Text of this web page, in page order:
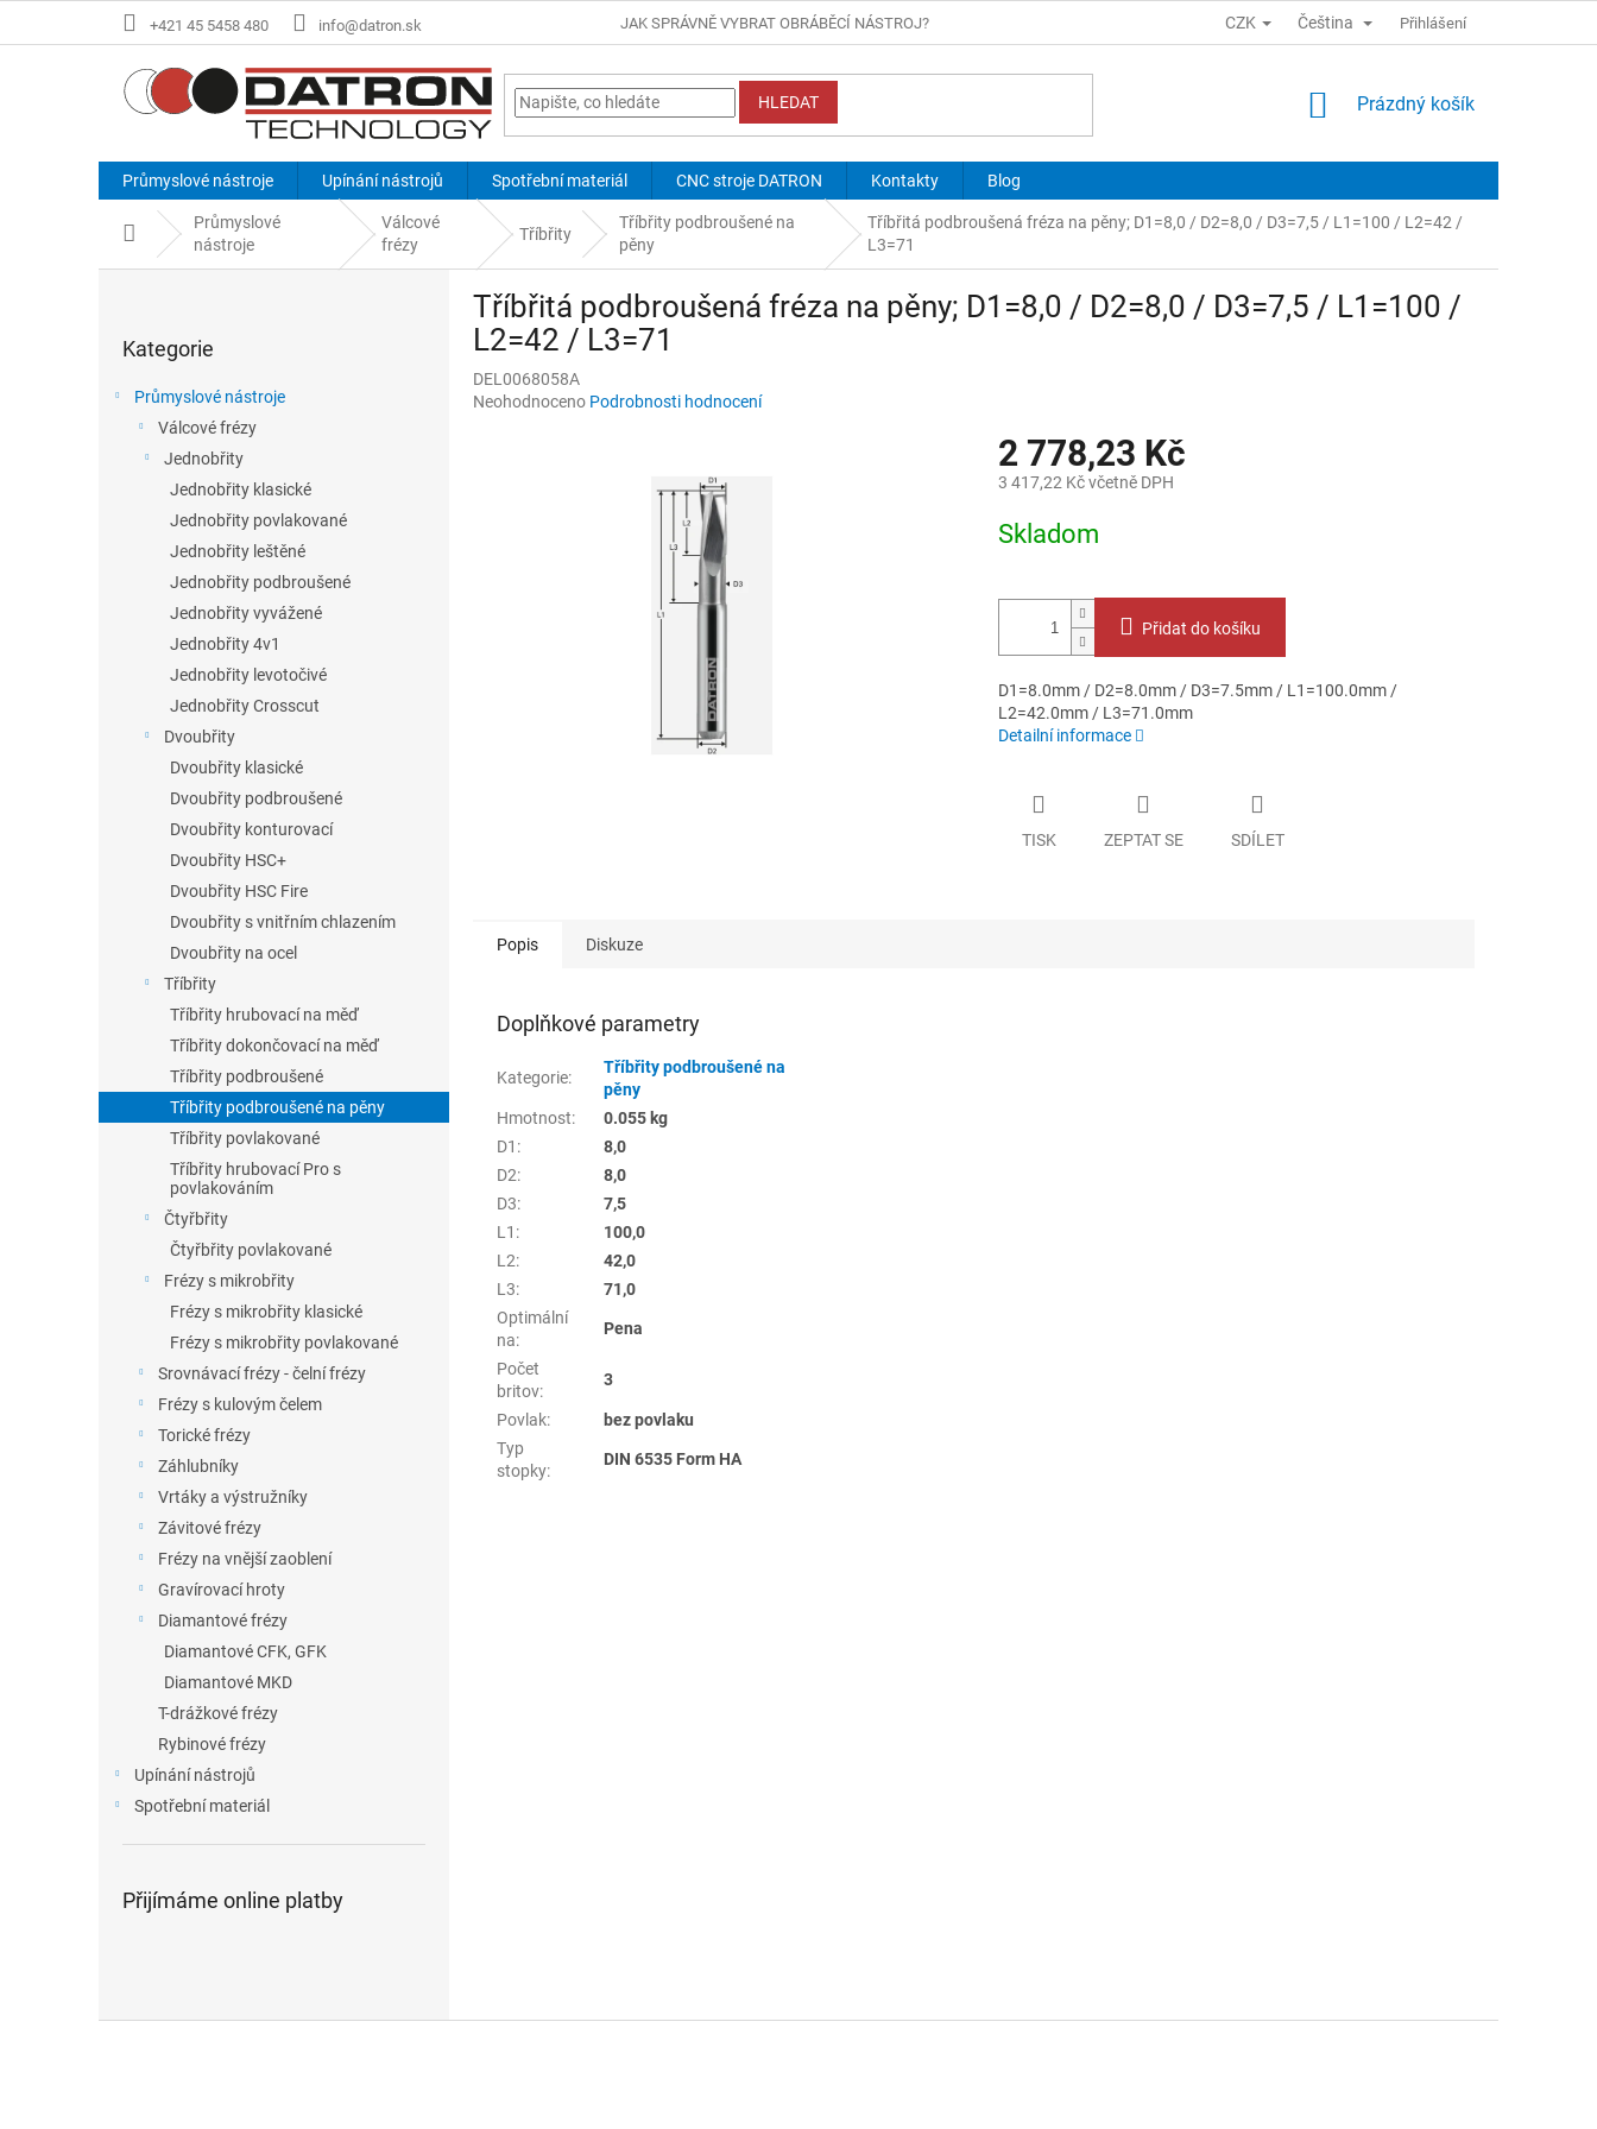
+421 45 5458 480 info@datron.sk JAK SPRÁVNĚ VYBRAT OBRÁBĚCÍ NÁSTROJ? CZK Čeština Přihlášení
HLEDAT
NÁKUPNÍ
Prázdný košík
Průmyslové nástroje Upínání nástrojů Spotřební materiál CNC stroje DATRON Kontakty Blog
Domů
Průmyslové
nástroje
Válcové
frézy
Tříbřity
Tříbřity podbroušené na
pěny
Tříbřitá podbroušená fréza na pěny; D1=8,0 / D2=8,0 / D3=7,5 / L1=100 / L2=42 /
L3=71
kategorie
Kategorie
Průmyslové nástroje
Válcové frézy
Jednobřity
Jednobřity klasické
Jednobřity povlakované
Jednobřity leštěné
Jednobřity podbroušené
Jednobřity vyvážené
Jednobřity 4v1
Jednobřity levotočivé
Jednobřity Crosscut
Dvoubřity
Dvoubřity klasické
Dvoubřity podbroušené
Dvoubřity konturovací
Dvoubřity HSC+
Dvoubřity HSC Fire
Dvoubřity s vnitřním chlazením
Dvoubřity na ocel
Tříbřity
Tříbřity hrubovací na měď
Tříbřity dokončovací na měď
Tříbřity podbroušené
Tříbřity podbroušené na pěny
Tříbřity povlakované
Tříbřity hrubovací Pro s
povlakováním
Čtyřbřity
Čtyřbřity povlakované
Frézy s mikrobřity
Frézy s mikrobřity klasické
Frézy s mikrobřity povlakované
Srovnávací frézy - čelní frézy
Frézy s kulovým čelem
Torické frézy
Záhlubníky
Vrtáky a výstružníky
Závitové frézy
Frézy na vnější zaoblení
Gravírovací hroty
Diamantové frézy
Diamantové CFK, GFK
Diamantové MKD
T-drážkové frézy
Rybinové frézy
Upínání nástrojů
Spotřební materiál
Přijímáme online platby
Tříbřitá podbroušená fréza na pěny; D1=8,0 / D2=8,0 / D3=7,5 / L1=100 /
L2=42 / L3=71
DEL0068058A
Průměrné
Neohodnoceno Podrobnosti hodnocení
2 778,23 Kč
3 417,22 Kč včetně DPH
cena:
Skladom
Přidat do košíku
D1=8.0mm / D2=8.0mm / D3=7.5mm / L1=100.0mm /
L2=42.0mm / L3=71.0mm
Detailní informace
TISK ZEPTAT SE SDÍLET
Popis Diskuze
Doplňkové parametry
Kategorie:
Tříbřity podbroušené na
pěny
Hmotnost:
0.055 kg
D1 :
8,0
D2:
8,0
D3:
7,5
L1 :
100,0
L2:
42,0
L3:
71,0
Optimální
na:
Pena
Počet
britov:
3
Povlak:
bez povlaku
Typ
stopky:
DIN 6535 Form HA